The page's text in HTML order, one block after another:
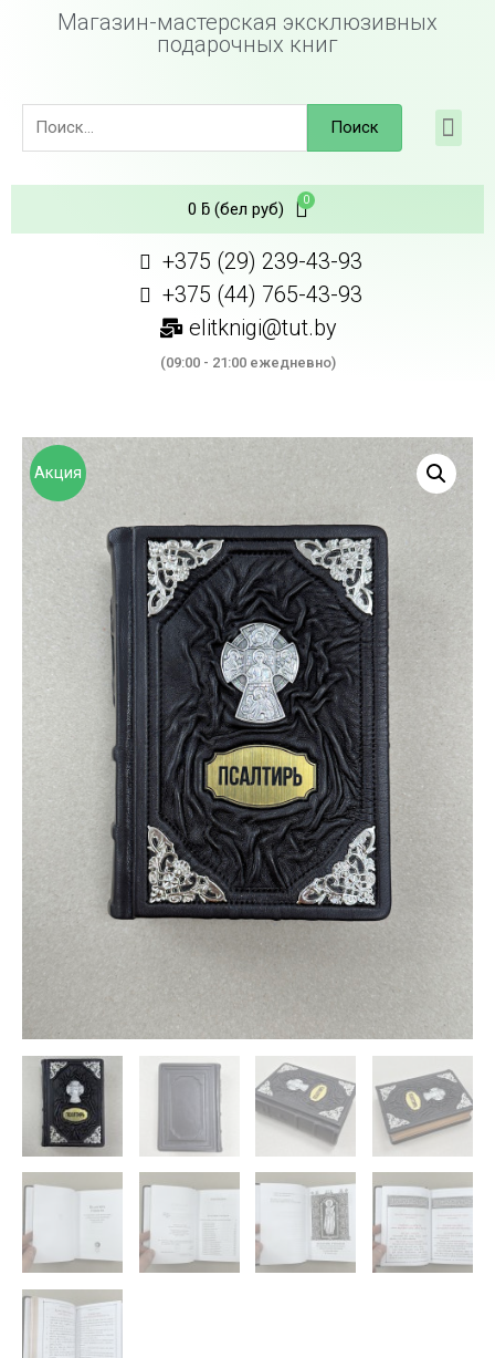
Магазин-мастерская эксклюзивных
подарочных книг
Поиск
0 ƃ(бел руб)
+375 (29) 239-43-93
+375 (44) 765-43-93
elitknigi@tut.by
(09:00 - 21:00 ежедневно)
Акция